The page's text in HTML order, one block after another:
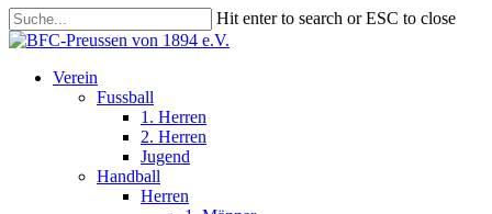
Hit enter to search or ESC to close
Close
search
Menu
Verein
Fussball
1. Herren
2. Herren
Jugend
Handball
Herren